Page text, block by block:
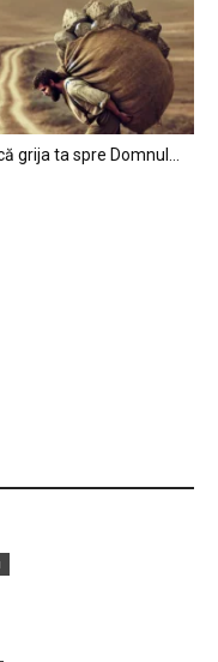
grija ta spre Domnul…